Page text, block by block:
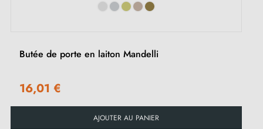
Butée de porte en laiton Mandelli
16,01 €
AJOUTER AU PANIER